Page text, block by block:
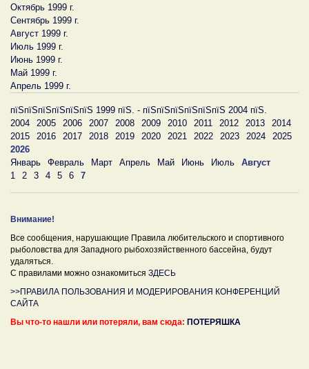
Октябрь 1999 г.
Сентябрь 1999 г.
Август 1999 г.
Июль 1999 г.
Июнь 1999 г.
Май 1999 г.
Апрель 1999 г.
пїЅпїЅпїЅпїЅпїЅпїЅ 1999 пїЅ. - пїЅпїЅпїЅпїЅпїЅпїЅ 2004 пїЅ.
2004
2005 2006 2007 2008 2009 2010 2011 2012 2013
2014
2015
2016 2017 2018 2019 2020 2021 2022 2023 2024
2025
2026
Январь
Февраль Март Апрель Май Июнь Июль
Август
1
2 3 4 5 6 7
Внимание!
Все сообщения, нарушающие Правила любительского и спортивного
рыболовства для Западного рыбохозяйственного бассейна, будут
удаляться.
С правилами можно ознакомиться ЗДЕСЬ
>>ПРАВИЛА ПОЛЬЗОВАНИЯ И МОДЕРИРОВАНИЯ КОНФЕРЕНЦИЙ
САЙТА
Вы что-то нашли или потеряли, вам сюда: ПОТЕРЯШКА